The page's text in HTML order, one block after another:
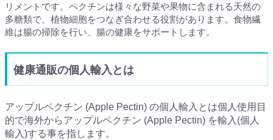
リメントです。ペクチンは様々な野菜や果物に含まれる天然の
多糖類で、植物細胞をつなぎ合わせる役割があります。食物繊
維は腸の掃除を行い、腸の健康をサポートします。
健康通販の個人輸入とは
アップルペクチン (Apple Pectin) の個人輸入とは個人使用目
的で海外からアップルペクチン (Apple Pectin) を輸入(個人
輸入)する事を指します。